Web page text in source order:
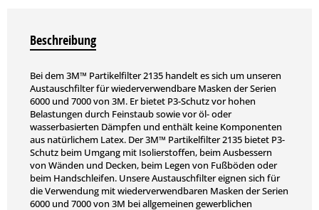
Beschreibung
Bei dem 3M™ Partikelfilter 2135 handelt es sich um unseren
Austauschfilter für wiederverwendbare Masken der Serien
6000 und 7000 von 3M. Er bietet P3-Schutz vor hohen
Belastungen durch Feinstaub sowie vor öl- oder
wasserbasierten Dämpfen und enthält keine Komponenten
aus natürlichem Latex. Der 3M™ Partikelfilter 2135 bietet P3-
Schutz beim Umgang mit Isolierstoffen, beim Ausbessern
von Wänden und Decken, beim Legen von Fußböden oder
beim Handschleifen. Unsere Austauschfilter eignen sich für
die Verwendung mit wiederverwendbaren Masken der Serien
6000 und 7000 von 3M bei allgemeinen gewerblichen